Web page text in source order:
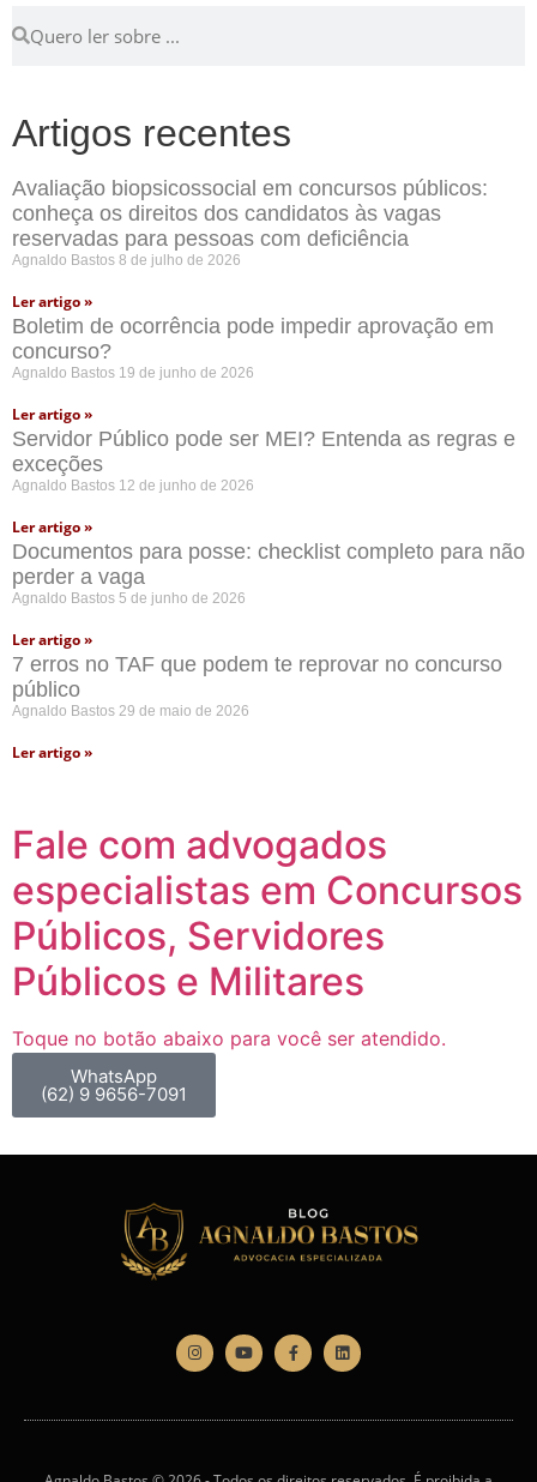
Artigos recentes
Avaliação biopsicossocial em concursos públicos:
conheça os direitos dos candidatos às vagas
reservadas para pessoas com deficiência
Agnaldo Bastos 8 de julho de 2026
Ler artigo »
Boletim de ocorrência pode impedir aprovação em
concurso?
Agnaldo Bastos 19 de junho de 2026
Ler artigo »
Servidor Público pode ser MEI? Entenda as regras e
exceções
Agnaldo Bastos 12 de junho de 2026
Ler artigo »
Documentos para posse: checklist completo para não
perder a vaga
Agnaldo Bastos 5 de junho de 2026
Ler artigo »
7 erros no TAF que podem te reprovar no concurso
público
Agnaldo Bastos 29 de maio de 2026
Ler artigo »
Fale com advogados
especialistas em Concursos
Públicos, Servidores
Públicos e Militares
Toque no botão abaixo para você ser atendido.
WhatsApp
(62) 9 9656-7091